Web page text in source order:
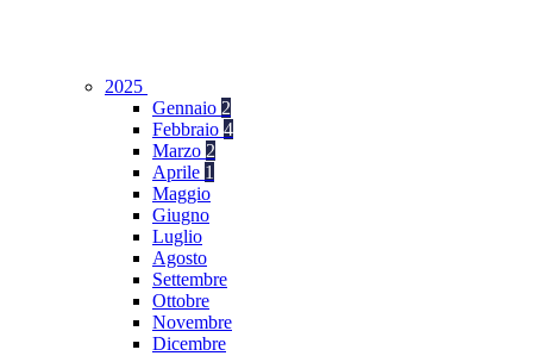
2025
Gennaio 2
Febbraio 4
Marzo 2
Aprile 1
Maggio
Giugno
Luglio
Agosto
Settembre
Ottobre
Novembre
Dicembre